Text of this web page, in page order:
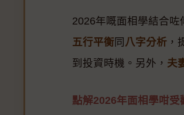
2026年嘅面相學結合咗
五行平衡 同 八字分析 ，
到投資時機。另外， 夫
點解2026年面相學咁受